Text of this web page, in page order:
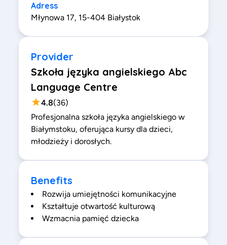
Adress
Młynowa 17, 15-404 Białystok
Provider
Szkoła języka angielskiego Abc
Language Centre
4.8(36)
Profesjonalna szkoła języka angielskiego w
Białymstoku, oferująca kursy dla dzieci,
młodzieży i dorosłych.
Benefits
Rozwija umiejętności komunikacyjne
Kształtuje otwartość kulturową
Wzmacnia pamięć dziecka